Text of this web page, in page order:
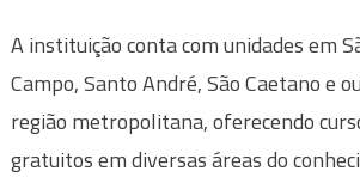
A instituição conta com unidades em
Campo, Santo André, São Caetano e
região metropolitana, oferecendo
gratuitos em diversas áreas do